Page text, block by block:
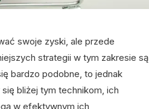
swoje zyski, ale przede
strategii w tym zakresie są
bardzo podobne, to jednak
bliżej tym technikom, ich
w efektywnym ich